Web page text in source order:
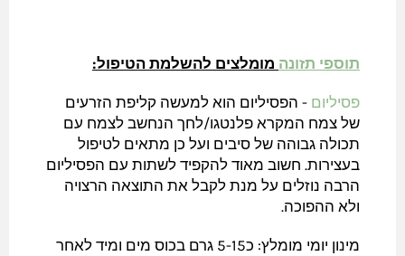
תוספי תזונה מומלצים להשלמת הטיפול:
פסיליום - הפסיליום הוא למעשה קליפת הזרעים
של צמח המקרא פלנטגו/לחך הנחשב לצמח עם
תכולה גבוהה של סיבים ועל כן מתאים לטיפול
בעצירות. חשוב מאוד להקפיד לשתות עם הפסיליום
הרבה נוזלים על מנת לקבל את התוצאה הרצויה
ולא ההפוכה.
מינון יומי מומלץ: כ5-15 גרם בכוס מים ומיד לאחר